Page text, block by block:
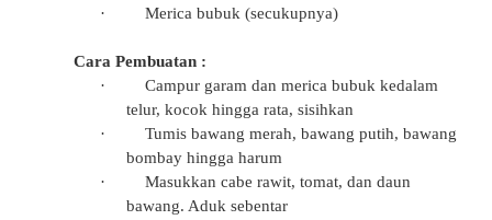
·
Merica bubuk (secukupnya)
Cara Pembuatan :
·
Campur garam dan merica bubuk kedalam
telur, kocok hingga rata, sisihkan
·
Tumis bawang merah, bawang putih, bawang
bombay hingga harum
·
Masukkan cabe rawit, tomat, dan daun
bawang. Aduk sebentar